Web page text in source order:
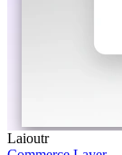
Laioutr